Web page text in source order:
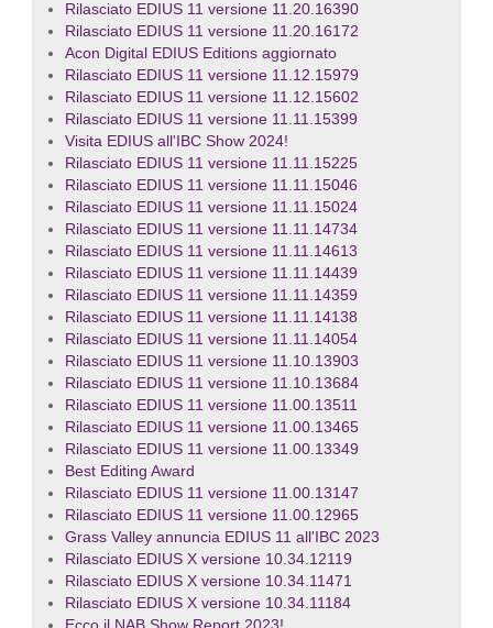
Rilasciato EDIUS 11 versione 11.20.16390
Rilasciato EDIUS 11 versione 11.20.16172
Acon Digital EDIUS Editions aggiornato
Rilasciato EDIUS 11 versione 11.12.15979
Rilasciato EDIUS 11 versione 11.12.15602
Rilasciato EDIUS 11 versione 11.11.15399
Visita EDIUS all'IBC Show 2024!
Rilasciato EDIUS 11 versione 11.11.15225
Rilasciato EDIUS 11 versione 11.11.15046
Rilasciato EDIUS 11 versione 11.11.15024
Rilasciato EDIUS 11 versione 11.11.14734
Rilasciato EDIUS 11 versione 11.11.14613
Rilasciato EDIUS 11 versione 11.11.14439
Rilasciato EDIUS 11 versione 11.11.14359
Rilasciato EDIUS 11 versione 11.11.14138
Rilasciato EDIUS 11 versione 11.11.14054
Rilasciato EDIUS 11 versione 11.10.13903
Rilasciato EDIUS 11 versione 11.10.13684
Rilasciato EDIUS 11 versione 11.00.13511
Rilasciato EDIUS 11 versione 11.00.13465
Rilasciato EDIUS 11 versione 11.00.13349
Best Editing Award
Rilasciato EDIUS 11 versione 11.00.13147
Rilasciato EDIUS 11 versione 11.00.12965
Grass Valley annuncia EDIUS 11 all'IBC 2023
Rilasciato EDIUS X versione 10.34.12119
Rilasciato EDIUS X versione 10.34.11471
Rilasciato EDIUS X versione 10.34.11184